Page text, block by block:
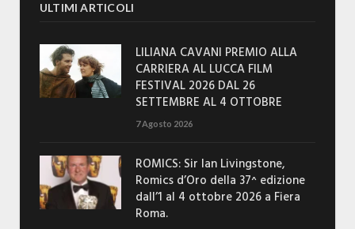
ULTIMI ARTICOLI
LILIANA CAVANI PREMIO ALLA
CARRIERA AL LUCCA FILM
FESTIVAL 2026 DAL 26
SETTEMBRE AL 4 OTTOBRE
7 Agosto 2026
ROMICS: Sir Ian Livingstone,
Romics d’Oro della 37^ edizione
dall’1 al 4 ottobre 2026 a Fiera
Roma.